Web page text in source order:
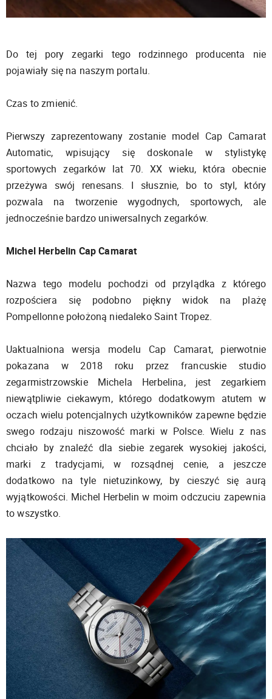
Do tej pory zegarki tego rodzinnego producenta nie
pojawiały się na naszym portalu.
Czas to zmienić.
Pierwszy zaprezentowany zostanie model Cap Camarat
Automatic, wpisujący się doskonale w stylistykę
sportowych zegarków lat 70. XX wieku, która obecnie
przeżywa swój renesans. I słusznie, bo to styl, który
pozwala na tworzenie wygodnych, sportowych, ale
jednocześnie bardzo uniwersalnych zegarków.
Michel Herbelin Cap Camarat
Nazwa tego modelu pochodzi od przylądka z którego
rozpościera się podobno piękny widok na plażę
Pompellonne położoną niedaleko Saint Tropez.
Uaktualniona wersja modelu Cap Camarat, pierwotnie
pokazana w 2018 roku przez francuskie studio
zegarmistrzowskie Michela Herbelina, jest zegarkiem
niewątpliwie ciekawym, którego dodatkowym atutem w
oczach wielu potencjalnych użytkowników zapewne będzie
swego rodzaju niszowość marki w Polsce. Wielu z nas
chciało by znaleźć dla siebie zegarek wysokiej jakości,
marki z tradycjami, w rozsądnej cenie, a jeszcze
dodatkowo na tyle nietuzinkowy, by cieszyć się aurą
wyjątkowości. Michel Herbelin w moim odczuciu zapewnia
to wszystko.